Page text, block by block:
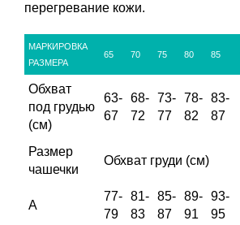
перегревание кожи.
МАРКИРОВКА
РАЗМЕРА
65 70 75 80 85
Обхват
под грудью
(см)
63-
67
68-
72
73-
77
78-
82
83-
87
Размер
чашечки
Обхват груди (см)
A
77-
79
81-
83
85-
87
89-
91
93-
95